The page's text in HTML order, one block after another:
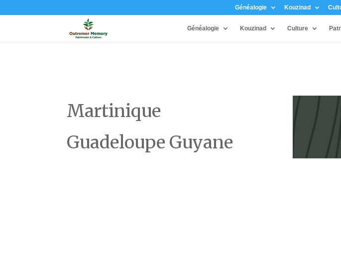
Généalogie Kouzinad
Généalogie Kouzinad Culture
Martinique
Guadeloupe Guyane